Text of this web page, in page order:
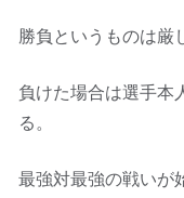
勝負というものは厳
負けた場合は選手本
る。
最強対最強の戦いが